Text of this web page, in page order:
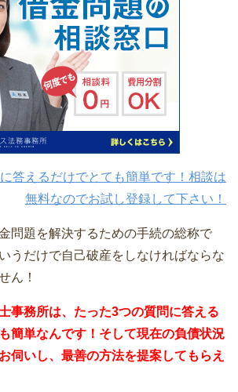
答えるだけでとても簡単です！相談は
無料なのでお試し登録して下さい！
問題を解決するための手続の総称で
うだけで自己破産をしなければならな
ん！
事務所は、 たった3つの質問に答える
簡単なんです！そして現在の負債状況
伺いし、最善の方法を提案してもらえ